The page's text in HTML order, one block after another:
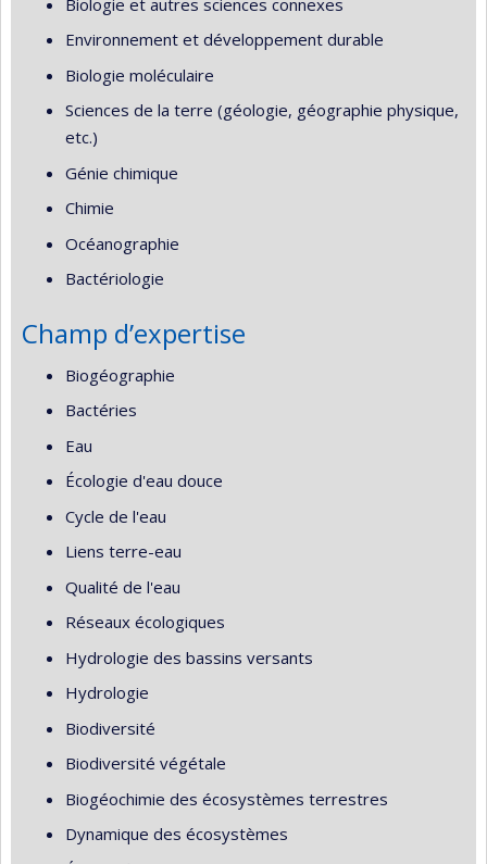
Environnement et développement durable
Biologie moléculaire
Sciences de la terre (géologie, géographie physique,
etc.)
Génie chimique
Chimie
Océanographie
Bactériologie
Champ d’expertise
Biogéographie
Bactéries
Eau
Écologie d'eau douce
Cycle de l'eau
Liens terre-eau
Qualité de l'eau
Réseaux écologiques
Hydrologie des bassins versants
Hydrologie
Biodiversité
Biodiversité végétale
Biogéochimie des écosystèmes terrestres
Dynamique des écosystèmes